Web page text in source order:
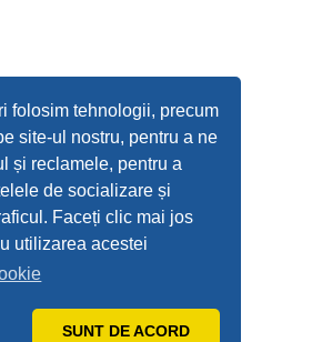
folosim tehnologii, precum
site-ul nostru, pentru a ne
și reclamele, pentru a
de socializare și
Faceți clic mai jos
utilizarea acestei
SUNT DE ACORD